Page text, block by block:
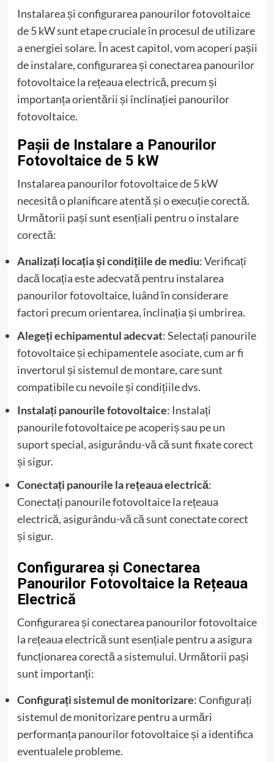
Instalarea și configurarea panourilor fotovoltaice
de 5 kW sunt etape cruciale în procesul de utilizare
a energiei solare. În acest capitol, vom acoperi pașii
de instalare, configurarea și conectarea panourilor
fotovoltaice la rețeaua electrică, precum și
importanța orientării și înclinației panourilor
fotovoltaice.
Pașii de Instalare a Panourilor
Fotovoltaice de 5 kW
Instalarea panourilor fotovoltaice de 5 kW
necesită o planificare atentă și o execuție corectă.
Următorii pași sunt esențiali pentru o instalare
corectă:
Analizați locația și condițiile de mediu: Verificați
dacă locația este adecvată pentru instalarea
panourilor fotovoltaice, luând în considerare
factori precum orientarea, înclinația și umbrirea.
Alegeți echipamentul adecvat: Selectați panourile
fotovoltaice și echipamentele asociate, cum ar fi
invertorul și sistemul de montare, care sunt
compatibile cu nevoile și condițiile dvs.
Instalați panourile fotovoltaice: Instalați
panourile fotovoltaice pe acoperiș sau pe un
suport special, asigurându-vă că sunt fixate corect
și sigur.
Conectați panourile la rețeaua electrică:
Conectați panourile fotovoltaice la rețeaua
electrică, asigurându-vă că sunt conectate corect
și sigur.
Configurarea și Conectarea
Panourilor Fotovoltaice la Rețeaua
Electrică
Configurarea și conectarea panourilor fotovoltaice
la rețeaua electrică sunt esențiale pentru a asigura
funcționarea corectă a sistemului. Următorii pași
sunt importanți:
Configurați sistemul de monitorizare: Configurați
sistemul de monitorizare pentru a urmări
performanța panourilor fotovoltaice și a identifica
eventualele probleme.